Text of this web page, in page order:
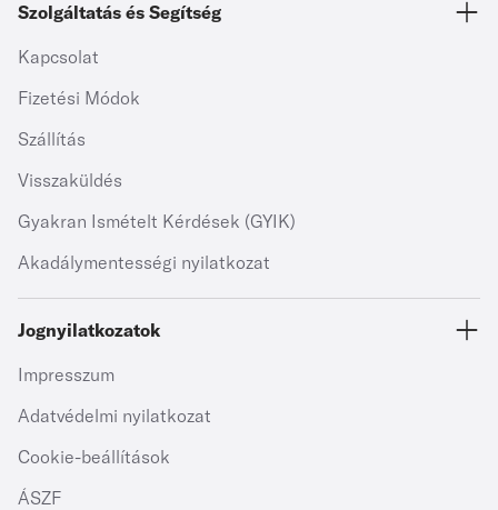
Szolgáltatás és Segítség
Kapcsolat
Fizetési Módok
Szállítás
Visszaküldés
Gyakran Ismételt Kérdések (GYIK)
Akadálymentességi nyilatkozat
Jognyilatkozatok
Impresszum
Adatvédelmi nyilatkozat
Cookie-beállítások
ÁSZF